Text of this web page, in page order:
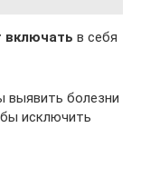
включать в себя
выявить болезни
исключить